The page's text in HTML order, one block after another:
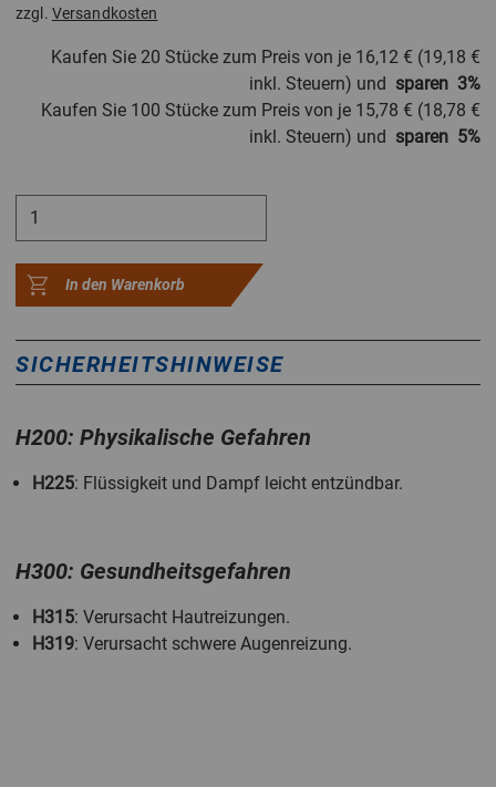
zzgl. Versandkosten
Kaufen Sie 20 Stücke zum Preis von je 16,12 € (19,18 €
inkl. Steuern) und sparen 3%
Kaufen Sie 100 Stücke zum Preis von je 15,78 € (18,78 €
inkl. Steuern) und sparen 5%
In den Warenkorb
SICHERHEITSHINWEISE
H200: Physikalische Gefahren
H225: Flüssigkeit und Dampf leicht entzündbar.
H300: Gesundheitsgefahren
H315: Verursacht Hautreizungen.
H319: Verursacht schwere Augenreizung.